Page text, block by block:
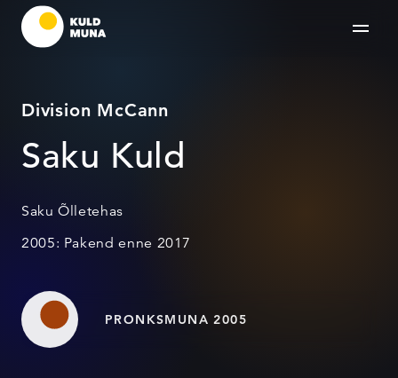
Division McCann
Saku Kuld
Saku Õlletehas
2005: Pakend enne 2017
PRONKSMUNA 2005